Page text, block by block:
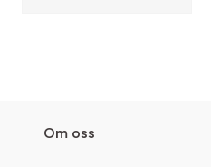
Om oss